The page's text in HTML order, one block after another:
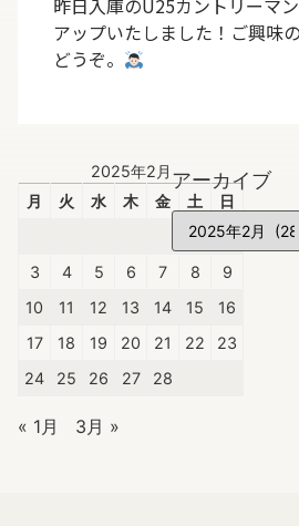
昨日入庫のU25カントリーマ
アップいたしました！ご興味
どうぞ。
2025年2月
月
火 水 木 金 土
日
1
2
3
4 5 6 7 8
9
10
11 12 13 14 15
16
17
18 19 20 21 22
23
24
25 26 27 28
« 1月 3月 »
アーカイブ